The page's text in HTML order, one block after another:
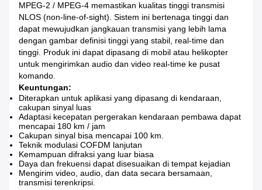
MPEG-2 / MPEG-4 memastikan kualitas tinggi transmisi
NLOS (non-line-of-sight). Sistem ini bertenaga tinggi dan
dapat mewujudkan jangkauan transmisi yang lebih lama
dengan gambar definisi tinggi yang stabil, real-time dan
tinggi. Produk ini dapat dipasang di mobil atau helikopter
untuk mengirimkan audio dan video real-time ke pusat
komando.
Keuntungan:
Diterapkan untuk aplikasi yang dipasang di kendaraan,
cakupan sinyal luas
Adaptasi kecepatan pergerakan kendaraan pembawa dapat
mencapai 180 km / jam
Cakupan sinyal bisa mencapai 100 km.
Teknik modulasi COFDM lanjutan
Kemampuan difraksi yang luar biasa
Daya dan frekuensi dapat disesuaikan di tempat kejadian
Mengirim video, audio, dan data secara bersamaan,
transmisi terenkripsi.